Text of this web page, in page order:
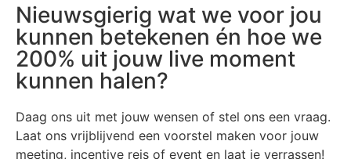
Nieuwsgierig wat we voor jou
kunnen betekenen én hoe we
200% uit jouw live moment
kunnen halen?
Daag ons uit met jouw wensen of stel ons een vraag.
Laat ons vrijblijvend een voorstel maken voor jouw
meeting, incentive reis of event en laat je verrassen!